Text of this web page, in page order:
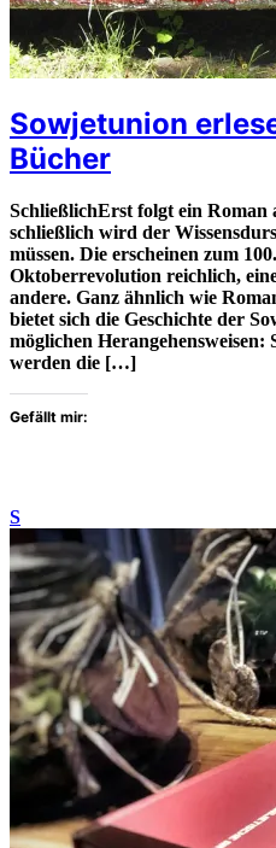
Sowjetunion
Bücher
SchließlichErst folgt ein Roman
schließlich wird der
müssen. Die erscheinen zum
Oktoberrevolution reichlich,
andere. Ganz ähnlich wie
bietet sich die Geschichte der
möglichen Herangehensweisen:
werden die […]
Gefällt mir:
S